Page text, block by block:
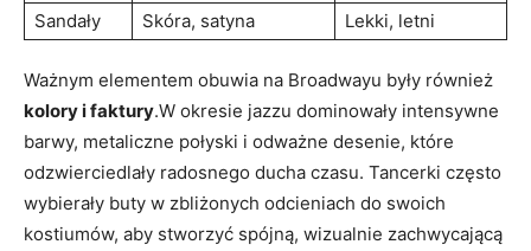
Sandały
Skóra, satyna Lekki, letni
Ważnym elementem obuwia na Broadwayu były również
kolory i faktury.W okresie jazzu dominowały intensywne
barwy, metaliczne połyski i odważne desenie, które
odzwierciedlały radosnego ducha czasu. Tancerki często
wybierały buty w zbliżonych odcieniach do swoich
kostiumów, aby stworzyć spójną, wizualnie zachwycającą